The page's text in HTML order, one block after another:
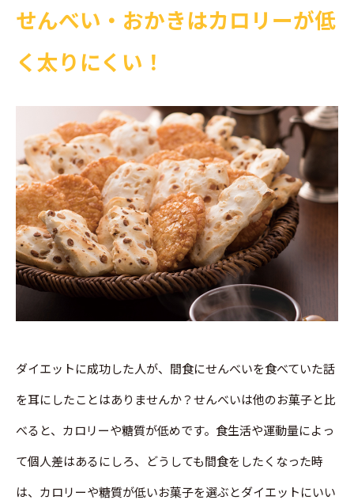
せんべい・おかきはカロリーが低
く太りにくい！
ダイエットに成功した人が、間食にせんべいを食べていた話
を耳にしたことはありませんか？せんべいは他のお菓子と比
べると、カロリーや糖質が低めです。食生活や運動量によっ
て個人差はあるにしろ、どうしても間食をしたくなった時
は、カロリーや糖質が低いお菓子を選ぶとダイエットにいい